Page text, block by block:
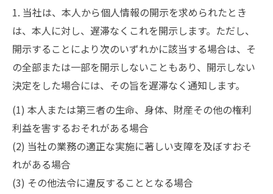
1. 当社は、本人から個人情報の開示を求められたとき
は、本人に対し、遅滞なくこれを開示します。ただし、
開示することにより次のいずれかに該当する場合は、そ
の全部または一部を開示しないこともあり、開示しない
決定をした場合には、その旨を遅滞なく通知します。
(1) 本人または第三者の生命、身体、財産その他の権利
利益を害するおそれがある場合
(2) 当社の業務の適正な実施に著しい支障を及ぼすおそ
れがある場合
(3) その他法令に違反することとなる場合